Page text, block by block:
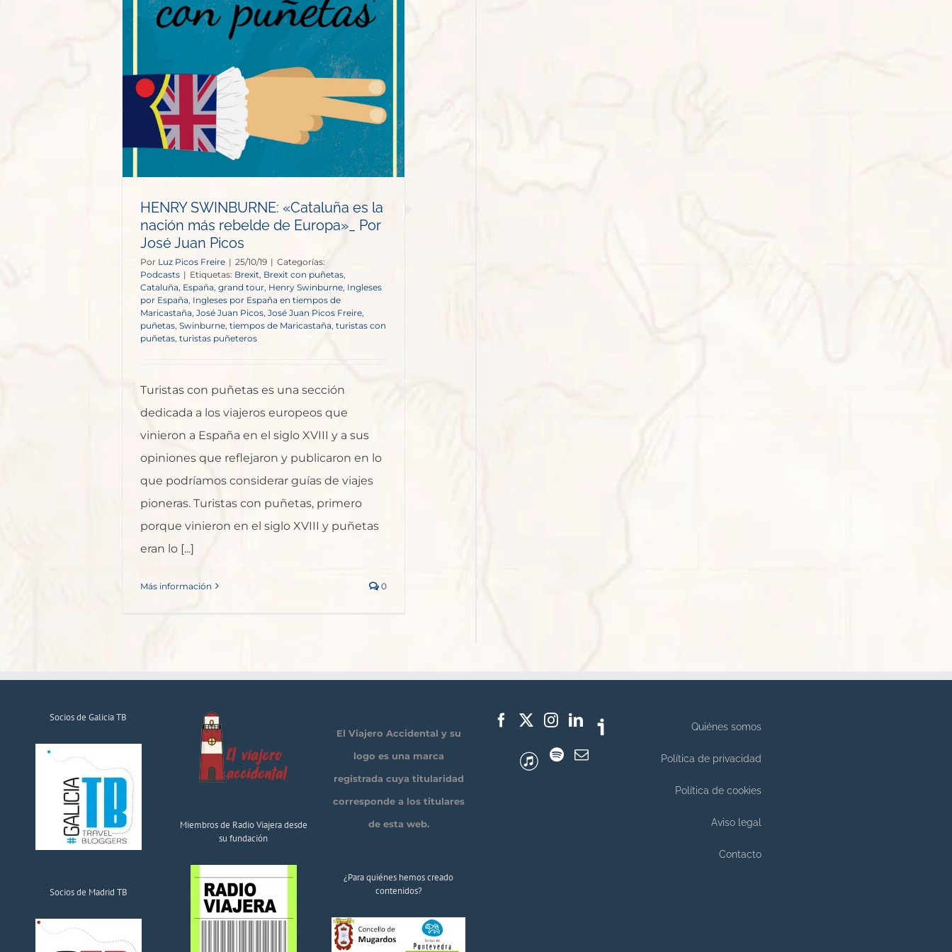
HENRY SWINBURNE: «Cataluña es la
nación más rebelde de Europa»_ Por
José Juan Picos
Por Luz Picos Freire | 25/10/19 | Categorías:
Podcasts | Etiquetas: Brexit Brexit con puñetas
Cataluña, España, grand tour, Henry Swinburne, Ingleses
por España Ingleses por España en tiempos de
Maricastaña, José Juan Picos José Juan Picos Freire
puñetas Swinburne tiempos de Maricastaña turistas con
puñetas turistas puñeteros
Turistas con puñetas es una sección
dedicada a los viajeros europeos que
vinieron a España en el siglo XVIII y a sus
opiniones que reflejaron y publicaron en lo
que podríamos considerar guías de viajes
pioneras. Turistas con puñetas, primero
porque vinieron en el siglo XVIII y puñetas
eran lo [...]
Más información 0
Socios de Galicia TB
Socios de Madrid TB
Miembros de Radio Viajera desde
su fundación
El Viajero Accidental y su
logo es una marca
registrada cuya titularidad
corresponde a los titulares
de esta web.
¿Para quiénes hemos creado
contenidos?
Quiénes somos
Política de privacidad
Política de cookies
Aviso legal
Contacto